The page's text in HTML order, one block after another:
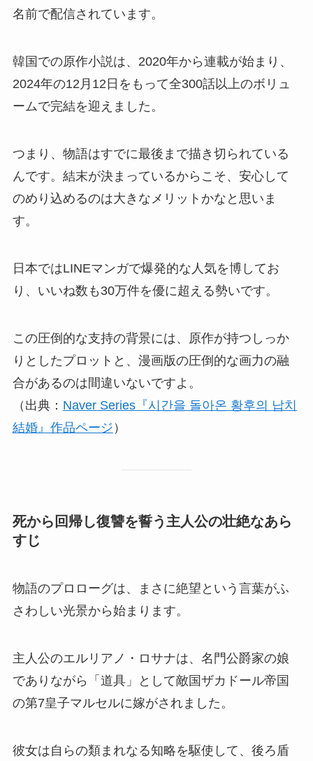
名前で配信されています。
韓国での原作小説は、2020年から連載が始まり、
2024年の12月12日をもって全300話以上のボリュ
ームで完結を迎えました。
つまり、物語はすでに最後まで描き切られている
んです。結末が決まっているからこそ、安心して
のめり込めるのは大きなメリットかなと思いま
す。
日本ではLINEマンガで爆発的な人気を博してお
り、いいね数も30万件を優に超える勢いです。
この圧倒的な支持の背景には、原作が持つしっか
りとしたプロットと、漫画版の圧倒的な画力の融
合があるのは間違いないですよ。
（出典： Naver Series『시간을 돌아온 황후의 납치
結婚』作品ページ ）
死から回帰し復讐を誓う主人公の壮絶なあら
すじ
物語のプロローグは、まさに絶望という言葉がふ
さわしい光景から始まります。
主人公のエルリアノ・ロサナは、名門公爵家の娘
でありながら「道具」として敵国ザカドール帝国
の第7皇子マルセルに嫁がされました。
彼女は自らの類まれなる知略を駆使して、後ろ盾